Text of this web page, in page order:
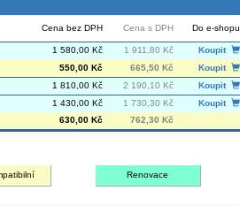
Cena bez DPH Cena s DPH Do e-shopu
1 580,00 Kč 1 911,80 Kč
Koupit
550,00 Kč 665,50 Kč
Koupit
1 810,00 Kč 2 190,10 Kč
Koupit
1 430,00 Kč 1 730,30 Kč
Koupit
630,00 Kč 762,30 Kč
Renovace